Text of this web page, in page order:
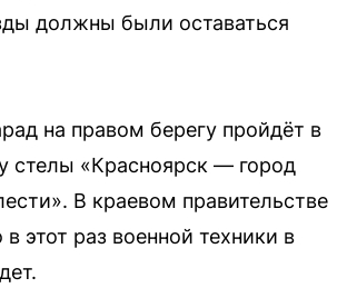
должны были оставаться
на правом берегу пройдёт в
стелы «Красноярск — город
В краевом правительстве
этот раз военной техники в